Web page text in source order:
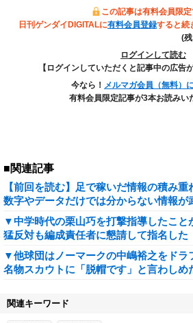
この記事は有料会員限定
日刊ゲンダイDIGITALに有料会員登録すると続
(
ログインして読む
【ログインしていただくと記事中の広告
今なら！ メルマガ会員（無料）
有料会員限定記事が3本お読みい
■関連記事
【前回を読む】足で稼いだ情報の積み
数字やデータだけでは分からない情報が
▼中学時代の栗山巧を打撃指導したこと
猛反対も編成責任者に懇請して指名した
▼他球団はノーマークの中嶋裕之をドラ
名物スカウトに「脱帽です」と言わしめ
関連キーワード